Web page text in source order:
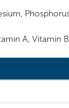
A, Vitamin